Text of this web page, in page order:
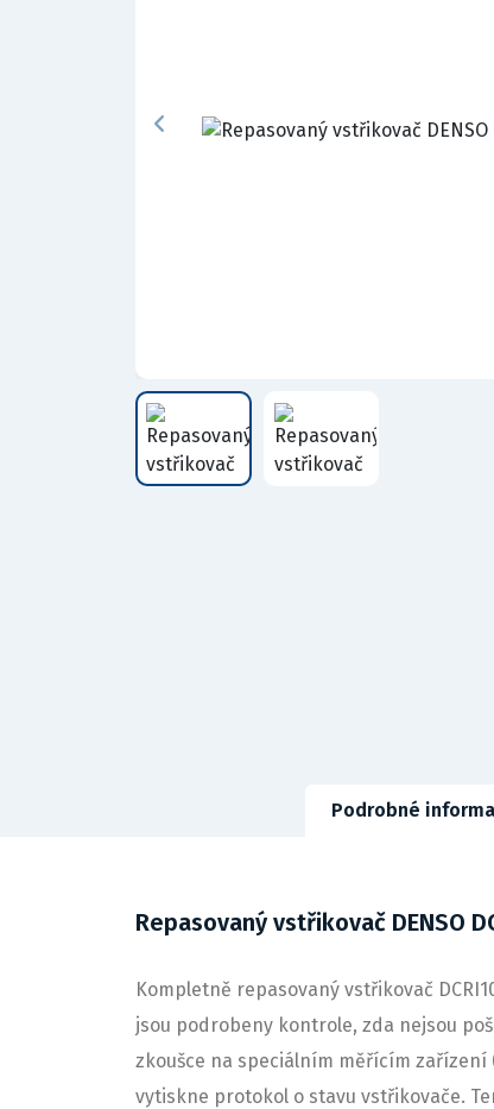
Podrobné
Repasovaný vstřikovač DENSO
Kompletně repasovaný vstřikovač
jsou podrobeny kontrole, zda nejsou
zkoušce na speciálním měřícím
vytiskne protokol o stavu vstřikovače.